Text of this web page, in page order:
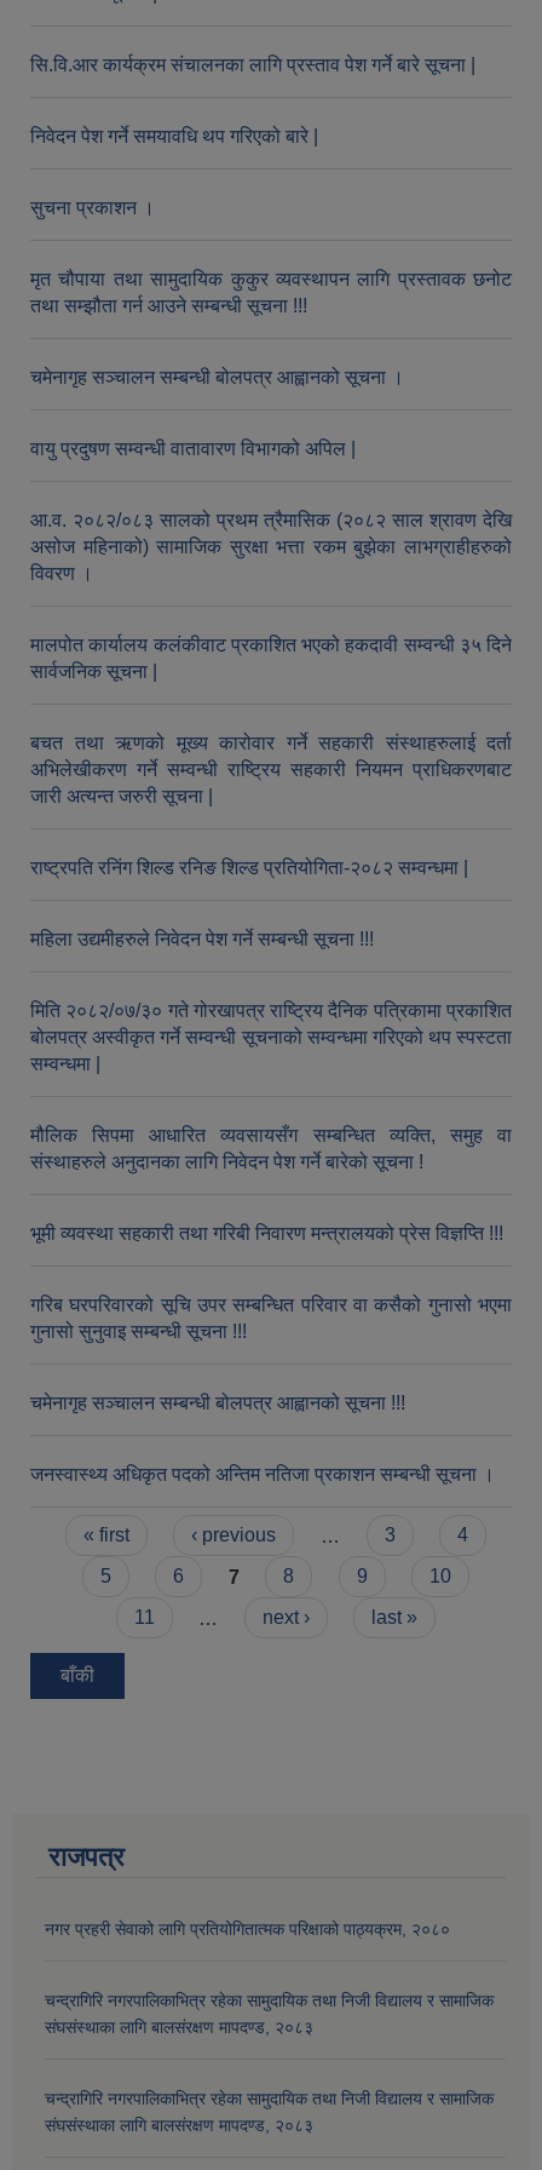
सि.वि.आर कार्यक्रम संचालनका लागि प्रस्ताव पेश गर्ने बारे सूचना |
निवेदन पेश गर्ने समयावधि थप गरिएको बारे |
सुचना प्रकाशन ।
मृत चौपाया तथा सामुदायिक कुकुर व्यवस्थापन लागि प्रस्तावक छनोट
तथा सम्झौता गर्न आउने सम्बन्धी सूचना !!!
चमेनागृह सञ्चालन सम्बन्धी बोलपत्र आह्वानको सूचना ।
वायु प्रदुषण सम्वन्धी वातावारण विभागको अपिल |
आ.व. २०८२/०८३ सालको प्रथम त्रैमासिक (२०८२ साल श्रावण देखि
असोज महिनाको) सामाजिक सुरक्षा भत्ता रकम बुझेका लाभग्राहीहरुको
विवरण ।
मालपोत कार्यालय कलंकीवाट प्रकाशित भएको हकदावी सम्वन्धी ३५ दिने
सार्वजनिक सूचना |
बचत तथा ऋणको मूख्य कारोवार गर्ने सहकारी संस्थाहरुलाई दर्ता
अभिलेखीकरण गर्ने सम्वन्धी राष्ट्रिय सहकारी नियमन प्राधिकरणबाट
जारी अत्यन्त जरुरी सूचना |
राष्ट्रपति रनिंग शिल्ड रनिङ शिल्ड प्रतियोगिता-२०८२ सम्वन्धमा |
महिला उद्यमीहरुले निवेदन पेश गर्ने सम्बन्धी सूचना !!!
मिति २०८२/०७/३० गते गोरखापत्र राष्ट्रिय दैनिक पत्रिकामा प्रकाशित
बोलपत्र अस्वीकृत गर्ने सम्वन्धी सूचनाको सम्वन्धमा गरिएको थप स्पस्टता
सम्वन्धमा |
मौलिक सिपमा आधारित व्यवसायसँग सम्बन्धित व्यक्ति, समुह वा
संस्थाहरुले अनुदानका लागि निवेदन पेश गर्ने बारेको सूचना !
भूमी व्यवस्था सहकारी तथा गरिबी निवारण मन्त्रालयको प्रेस विज्ञप्ति !!!
गरिब घरपरिवारको सूचि उपर सम्बन्धित परिवार वा कसैको गुनासो भएमा
गुनासो सुनुवाइ सम्बन्धी सूचना !!!
चमेनागृह सञ्चालन सम्बन्धी बोलपत्र आह्वानको सूचना !!!
जनस्वास्थ्य अधिकृत पदको अन्तिम नतिजा प्रकाशन सम्बन्धी सूचना ।
Pages
« first ‹ previous 3
4
5
6 7 8 9
10
11
next › last »
बाँकी
राजपत्र
नगर प्रहरी सेवाको लागि प्रतियोगितात्मक परिक्षाको पाठ्यक्रम, २०८०
चन्द्रागिरि नगरपालिकाभित्र रहेका सामुदायिक तथा निजी विद्यालय र सामाजिक
संघसंस्थाका लागि बालसंरक्षण मापदण्ड, २०८३
चन्द्रागिरि नगरपालिकाभित्र रहेका सामुदायिक तथा निजी विद्यालय र सामाजिक
संघसंस्थाका लागि बालसंरक्षण मापदण्ड, २०८३